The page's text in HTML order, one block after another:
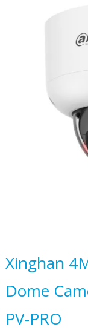
Ga
naar
het
van
Xinghan
Dome
PV-PRO